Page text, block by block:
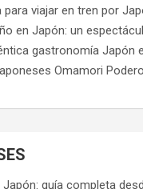
para viajar en tren por
en Japón: un
gastronomía Japón
Omamori
Japón: guía completa